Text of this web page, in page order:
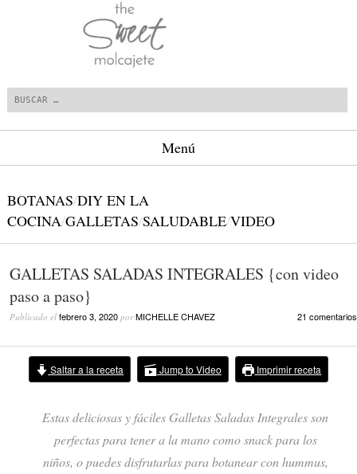
Menú
BOTANAS/DIY EN LA
COCINA/GALLETAS/SALUDABLE/VIDEO
GALLETAS SALADAS INTEGRALES {con video
paso a paso}
Publicado el febrero 3, 2020 porMICHELLE CHAVEZ 21 comentarios
Saltar a la receta Jump to Video Imprimir receta
Estas deliciosas y fáciles Galletas Saladas Integrales son
perfectas para tener a la mano como snack para los
niños, o puedes disfrutarlas para botanear con hummus,